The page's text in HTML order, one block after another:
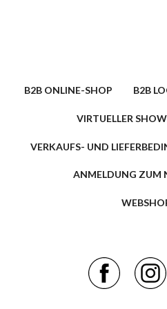
B2B ONLINE-SHOP B2B
VIRTUELLER
VERKAUFS- UND
ANMELDUNG ZUM